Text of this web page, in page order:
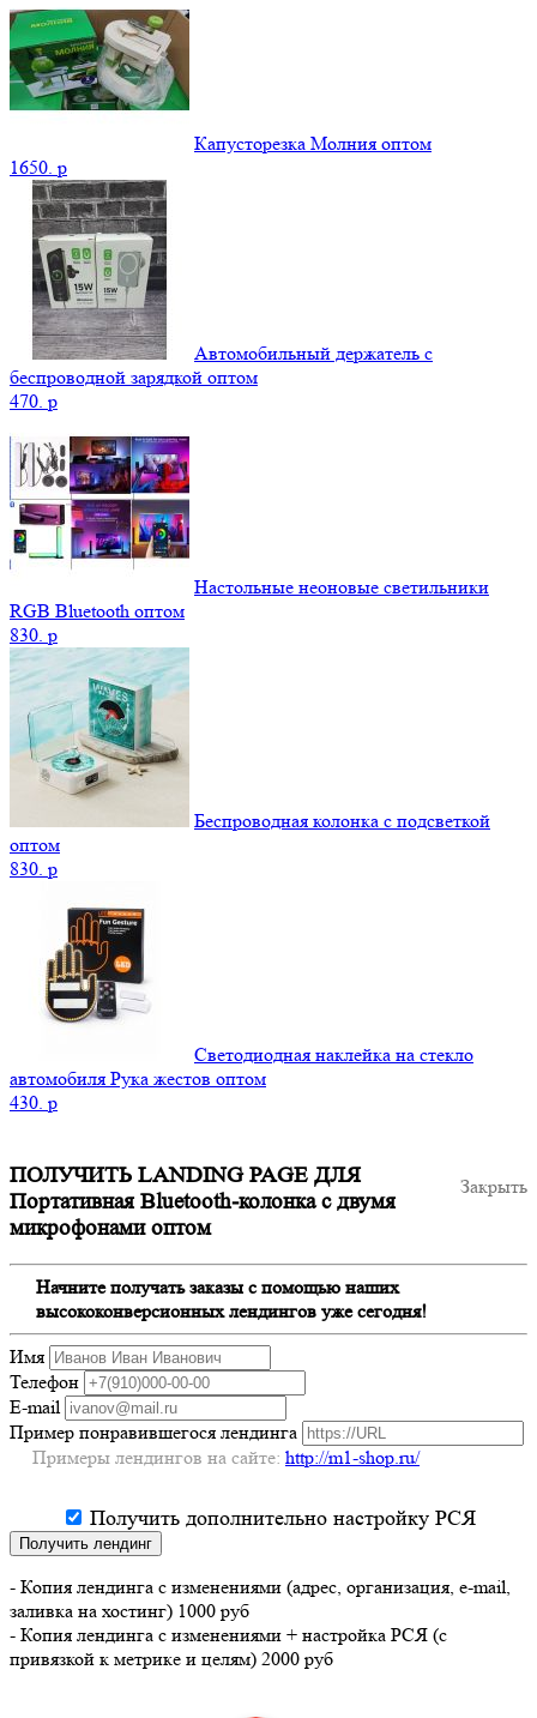
Капусторезка Молния оптом
1650. p
Автомобильный держатель с
беспроводной зарядкой оптом
470. p
Настольные неоновые светильники
RGB Bluetooth оптом
830. p
Беспроводная колонка с подсветкой
оптом
830. p
Светодиодная наклейка на стекло
автомобиля Рука жестов оптом
430. p
Закрыть
ПОЛУЧИТЬ LANDING PAGE ДЛЯ
Портативная Bluetooth-колонка c двумя
микрофонами оптом
Начните получать заказы с помощью наших
высококонверсионных лендингов уже сегодня!
Имя
Телефон
E-mail
Пример понравившегося лендинга
Примеры лендингов на сайте: http://m1-shop.ru/
Получить дополнительно настройку РСЯ
Получить лендинг
- Копия лендинга с изменениями (адрес, организация, e-mail,
заливка на хостинг) 1000 руб
- Копия лендинга с изменениями + настройка РСЯ (с
привязкой к метрике и целям) 2000 руб